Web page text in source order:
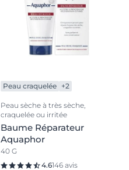
Peau craquelée +2
Peau sèche à très sèche,
craquelée ou irritée
Baume Réparateur
Aquaphor
40 G
4.6146 avis